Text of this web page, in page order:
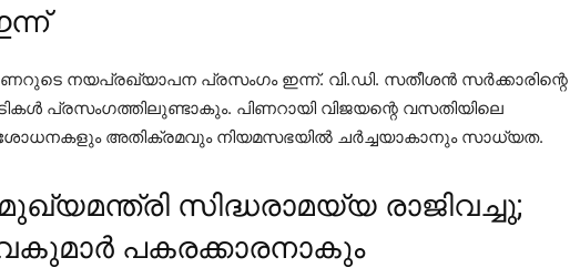
നയപ്രഖ്യാപന പ്രസംഗം ഇന്ന്. വി.ഡി. സതീശന്‍ സര്‍ക്കാരിന്റെ
പ്രസംഗത്തിലുണ്ടാകും. പിണറായി വിജയന്റെ വസതിയിലെ
അതിക്രമവും നിയമസഭയില്‍ ചര്‍ച്ചയാകാനും സാധ്യത.
സിദ്ധരാമയ്യ രാജിവച്ചു;
പകരക്കാരനാകും